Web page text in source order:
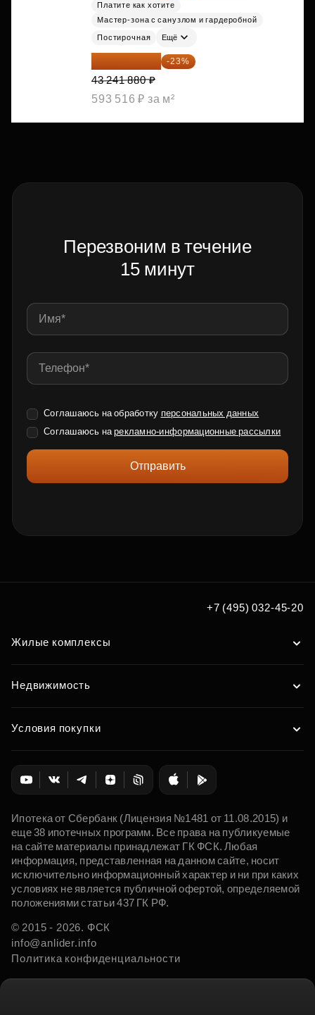
Платите как хотите
Мастер-зона с санузлом и гардеробной
Постирочная Ещё
33 296 248 ₽ -23%
43 241 880 ₽
593 516 ₽ за м²
Перезвоним в течение
15 минут
Соглашаюсь на обработку персональных данных
Соглашаюсь нарекламно-информационные рассылки
Отправить
+7 (495) 032-45-20
Жилые комплексы
Недвижимость
Условия покупки
Ипотека от Сбербанк (Лицензия №1481 от 11.08.2015) и
еще 38 ипотечных программ. Все права на публикуемые
на сайте материалы принадлежат ГК ФСК. Любая
информация, представленная на данном сайте, носит
исключительно информационный характер и ни при каких
условиях не является публичной офертой, определяемой
положениями статьи 437 ГК РФ.
© 2015 - 2026. ФСК
info@anlider.info
Политика конфиденциальности